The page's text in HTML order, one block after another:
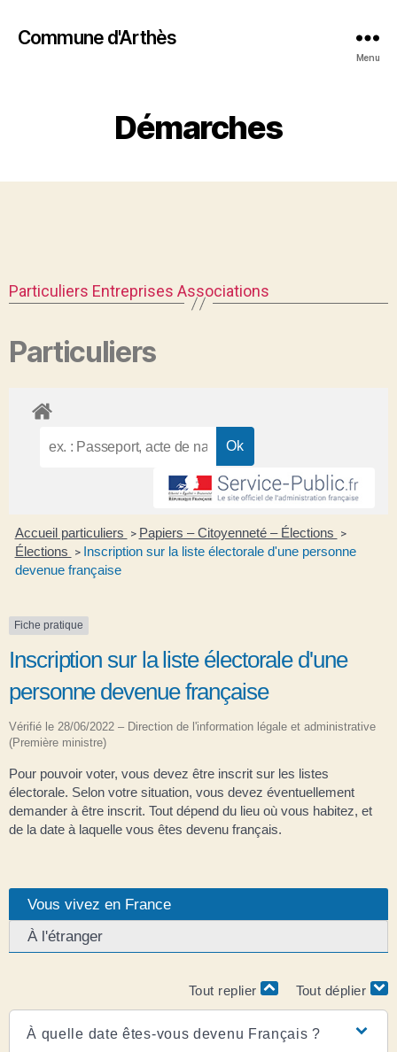
Commune d'Arthès
Menu
Démarches
Particuliers Entreprises Associations
Particuliers
Accueil particuliers > Papiers – Citoyenneté – Élections >
Élections > Inscription sur la liste électorale d'une personne
devenue française
Fiche pratique
Inscription sur la liste électorale d'une
personne devenue française
Vérifié le 28/06/2022 – Direction de l'information légale et administrative
(Première ministre)
Pour pouvoir voter, vous devez être inscrit sur les listes
électorale. Selon votre situation, vous devez éventuellement
demander à être inscrit. Tout dépend du lieu où vous habitez, et
de la date à laquelle vous êtes devenu français.
Vous vivez en France
À l'étranger
Tout replier Tout déplier
À quelle date êtes-vous devenu Français ?